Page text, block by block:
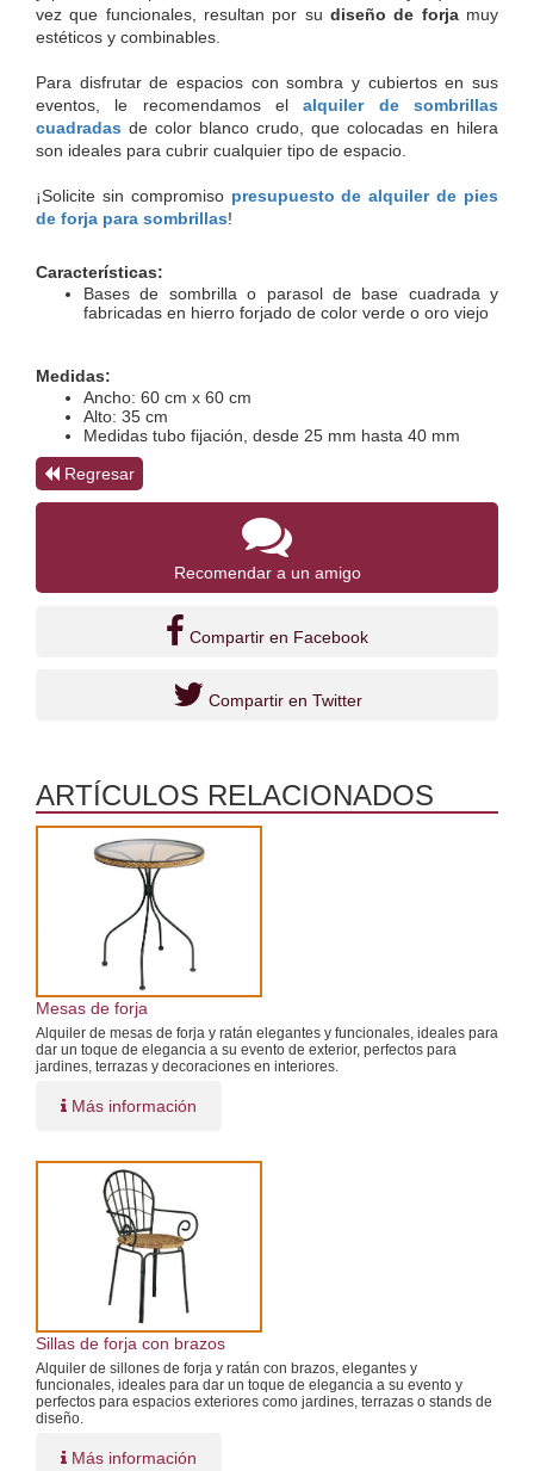
vez que funcionales, resultan por su diseño de forja muy
estéticos y combinables.
Para disfrutar de espacios con sombra y cubiertos en sus
eventos, le recomendamos el alquiler de sombrillas
cuadradas de color blanco crudo, que colocadas en hilera
son ideales para cubrir cualquier tipo de espacio.
¡Solicite sin compromiso presupuesto de alquiler de pies
de forja para sombrillas!
Características:
Bases de sombrilla o parasol de base cuadrada y
fabricadas en hierro forjado de color verde o oro viejo
Medidas:
Ancho: 60 cm x 60 cm
Alto: 35 cm
Medidas tubo fijación, desde 25 mm hasta 40 mm
Regresar
Recomendar a un amigo
Compartir en Facebook
Compartir en Twitter
ARTÍCULOS RELACIONADOS
Mesas de forja
Alquiler de mesas de forja y ratán elegantes y funcionales, ideales para
dar un toque de elegancia a su evento de exterior, perfectos para
jardines, terrazas y decoraciones en interiores.
Más información
Sillas de forja con brazos
Alquiler de sillones de forja y ratán con brazos, elegantes y
funcionales, ideales para dar un toque de elegancia a su evento y
perfectos para espacios exteriores como jardines, terrazas o stands de
diseño.
Más información